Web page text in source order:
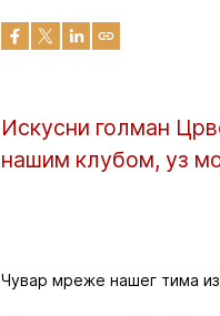
Искусни голман
нашим клубом, уз
Чувар мреже нашег тима